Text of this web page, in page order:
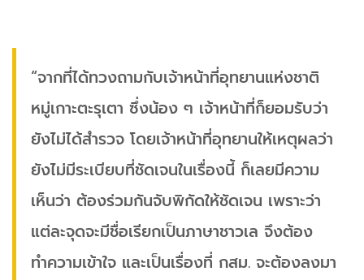
“จากที่ได้ทวงถามกับเจ้าหน้าที่อุทยานแห่งชาติ
หมู่เกาะตะรุเตา ซึ่งน้อง ๆ เจ้าหน้าที่ก็ยอมรับว่า
ยังไม่ได้สำรวจ โดยเจ้าหน้าที่อุทยานให้เหตุผลว่า
ยังไม่มีระเบียบที่ชัดเจนในเรื่องนี้ ก็เลยมีความ
เห็นว่า ต้องร่วมกันจับพิกัดให้ชัดเจน เพราะว่า
แต่ละจุดจะมีชื่อเรียกเป็นภาษาชาวเล จึงต้อง
ทำความเข้าใจ และเป็นเรื่องที่ กสม. จะต้องลงมา